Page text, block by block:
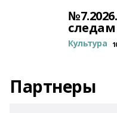
Культура
Партнеры